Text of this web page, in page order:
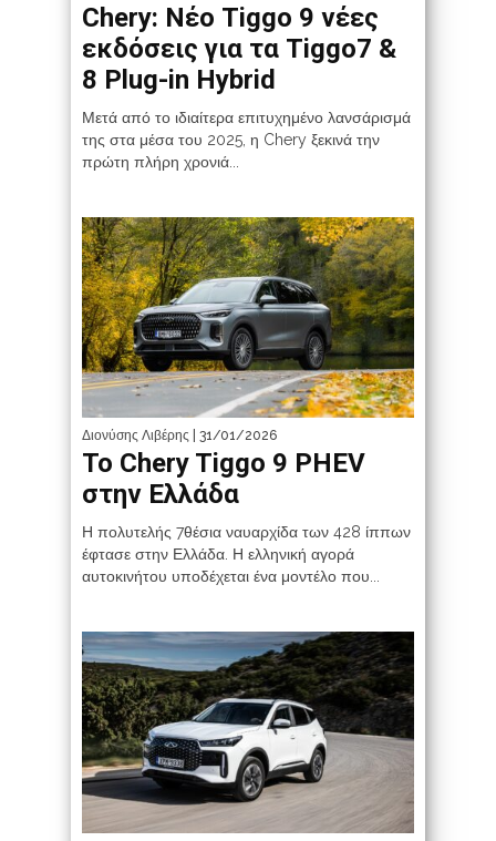
Chery: Νέο Tiggo 9 νέες
εκδόσεις για τα Tiggo7 &
8 Plug-in Hybrid
Μετά από το ιδιαίτερα επιτυχημένο λανσάρισμά
της στα μέσα του 2025, η Chery ξεκινά την
πρώτη πλήρη χρονιά...
Διονύσης Λιβέρης | 31/01/2026
Το Chery Tiggo 9 PHEV
στην Ελλάδα
Η πολυτελής 7θέσια ναυαρχίδα των 428 ίππων
έφτασε στην Ελλάδα. Η ελληνική αγορά
αυτοκινήτου υποδέχεται ένα μοντέλο που...